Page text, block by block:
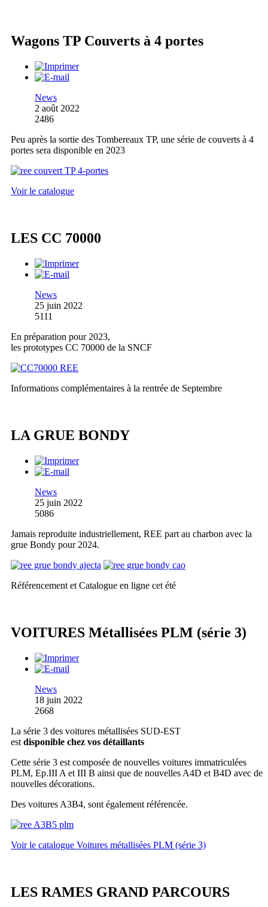
Wagons TP Couverts à 4 portes
News
2 août 2022
2486
Peu après la sortie des Tombereaux TP, une série de couverts à 4
portes sera disponible en 2023
Voir le catalogue
LES CC 70000
News
25 juin 2022
5111
En préparation pour 2023,
les prototypes CC 70000 de la SNCF
Informations complémentaires à la rentrée de Septembre
LA GRUE BONDY
News
25 juin 2022
5086
Jamais reproduite industriellement, REE part au charbon avec la
grue Bondy pour 2024.
Référencement et Catalogue en ligne cet été
VOITURES Métallisées PLM (série 3)
News
18 juin 2022
2668
La série 3 des voitures métallisées SUD-EST
est disponible chez vos détaillants
Cette série 3 est composée de nouvelles voitures immatriculées
PLM, Ep.III A et III B ainsi que de nouvelles A4D et B4D avec de
nouvelles décorations.
Des voitures A3B4, sont également référencée.
Voir le catalogue Voitures métallisées PLM (série 3)
LES RAMES GRAND PARCOURS